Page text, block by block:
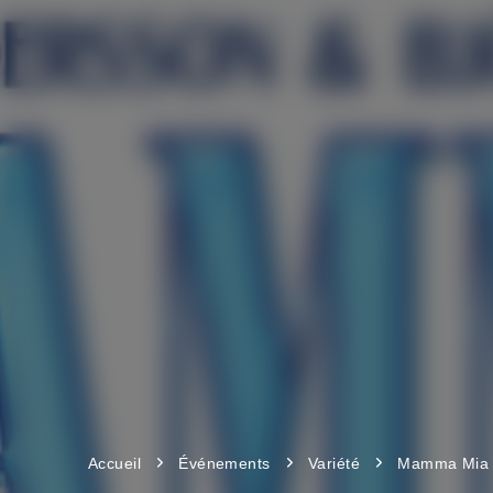
Accueil Événements Variété Mamma Mia